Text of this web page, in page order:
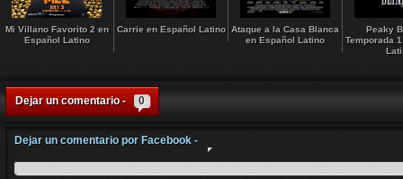
Mi Villano Favorito 2 en
Español Latino
Carrie en Español Latino Ataque a la Casa Blanca
en Español Latino
Peaky
Temporada
Dejar un comentario - 0
Dejar un comentario por Facebook -